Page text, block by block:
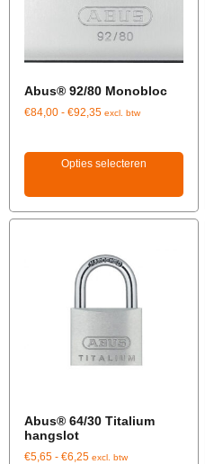
Abus® 92/80 Monobloc
€84,00 - €92,35 excl. btw
Opties selecteren
Abus® 64/30 Titalium
hangslot
€5,65 - €6,25 excl. btw